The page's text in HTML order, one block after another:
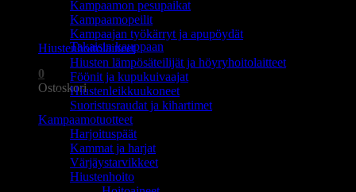
Ostoskori on tyhjä.
Takaisin kauppaan
0
Ostoskori
Ostoskori on tyhjä.
Kampaamon pesupaikat
Kampaamopeilit
Kampaajan työkärryt ja apupöydät
Hiustenhoitolaitteet
Hiusten lämpösäteilijät ja höyryhoitolaitteet
Föönit ja kupukuivaajat
Hiustenleikkuukoneet
Suoristusraudat ja kihartimet
Kampaamotuotteet
Harjoituspäät
Kammat ja harjat
Värjäystarvikkeet
Hiustenhoito